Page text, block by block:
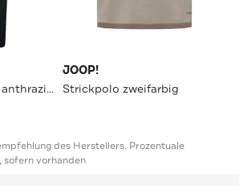
Stoffhose Matthew anthrazit meliert Loose Fit
JOOP!
Strickpolo zweifarbig
des Herstellers. Prozentuale
sofern vorhanden